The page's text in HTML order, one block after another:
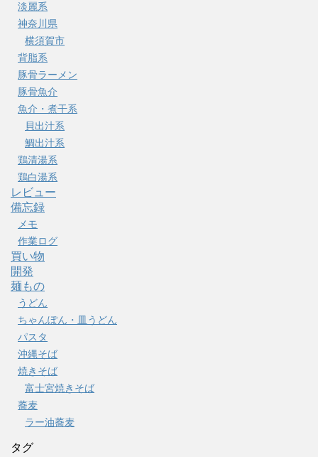
淡麗系
神奈川県
横須賀市
背脂系
豚骨ラーメン
豚骨魚介
魚介・煮干系
貝出汁系
鯛出汁系
鶏清湯系
鶏白湯系
レビュー
備忘録
メモ
作業ログ
買い物
開発
麺もの
うどん
ちゃんぽん・皿うどん
パスタ
沖縄そば
焼きそば
富士宮焼きそば
蕎麦
ラー油蕎麦
タグ